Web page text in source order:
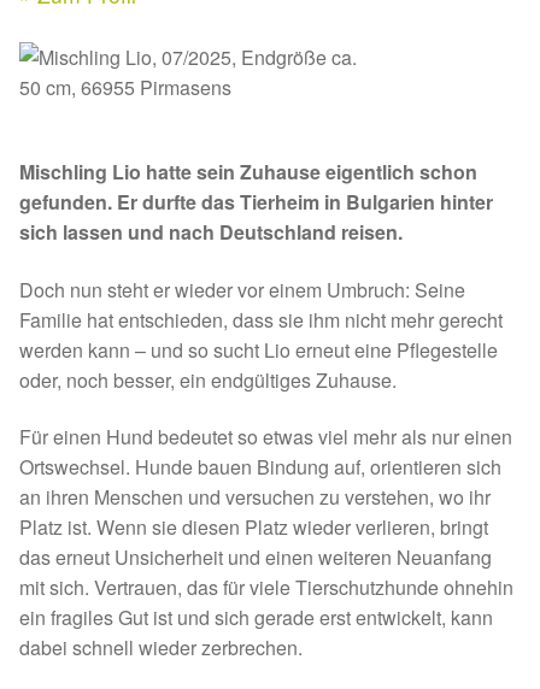
Ihre/Eure Spenden – Januar bis Juni 2026
Spenden 2025
Juli bis Dezember 2025
Januar bis Juni 2025
Spenden 2024
Juli bis Dezember 2024
Januar bis Juni 2024
Spenden 2023
Juli bis Dezember 2023
Kontakt & Rechtliches
Facebook
Instagram
Mischling Lio hatte sein Zuhause eigentlich schon
gefunden. Er durfte das Tierheim in Bulgarien hinter
sich lassen und nach Deutschland reisen.
Doch nun steht er wieder vor einem Umbruch: Seine
Familie hat entschieden, dass sie ihm nicht mehr gerecht
werden kann – und so sucht Lio erneut eine Pflegestelle
oder, noch besser, ein endgültiges Zuhause.
Für einen Hund bedeutet so etwas viel mehr als nur einen
Ortswechsel. Hunde bauen Bindung auf, orientieren sich
an ihren Menschen und versuchen zu verstehen, wo ihr
Platz ist. Wenn sie diesen Platz wieder verlieren, bringt
das erneut Unsicherheit und einen weiteren Neuanfang
mit sich. Vertrauen, das für viele Tierschutzhunde ohnehin
ein fragiles Gut ist und sich gerade erst entwickelt, kann
dabei schnell wieder zerbrechen.